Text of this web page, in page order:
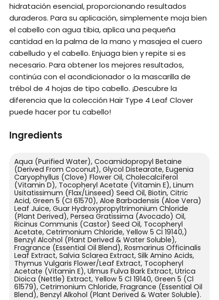
hidratación esencial, proporcionando resultados
duraderos. Para su aplicación, simplemente moja bien
el cabello con agua tibia, aplica una pequeña
cantidad en la palma de la mano y masajea el cuero
cabelludo y el cabello. Enjuaga bien y repite si es
necesario. Para obtener los mejores resultados,
continúa con el acondicionador o la mascarilla de
trébol de 4 hojas de tipo cabello. ¡Descubre la
diferencia que la colección Hair Type 4 Leaf Clover
puede hacer por tu cabello!
Ingredients
Aqua (Purified Water), Cocamidopropyl Betaine
(Derived From Coconut), Glycol Distearate, Eugenia
Caryophyllus (Clove) Flower Oil, Cholecalciferol
(Vitamin D), Tocopheryl Acetate (Vitamin E), Linum
Usitatissimum (Flax/Linseed) Seed Oil, Biotin, Citric
Acid, Green 5 (CI 61570), Aloe Barbadensis (Aloe Vera)
Leaf Juice, Guar Hydroxypropyltrimonium Chloride
(Plant Derived), Persea Gratissima (Avocado) Oil,
Ricinus Communis (Castor) Seed Oil, Tocopheryl
Acetate, Cetrimonium Chloride, Yellow 5 CI 19140,)
Benzyl Alcohol (Plant Derived & Water Soluble),
Fragrance (Essential Oil Blend), Rosmarinus Officinalis
Leaf Extract, Salvia Sclarea Extract, Silk Amino Acids,
Thymus Vulgaris Flower/Leaf Extract, Tocopheryl
Acetate (Vitamin E), Ulmus Fulva Bark Extract, Utrica
Dioica (Nettle) Extract, Yellow 5 Cl 19140, Green 5 (Cl
61579), Cetrimonium Chloride, Fragrance (Essential Oil
Blend), Benzyl Alkohol (Plant Derived & Water Soluble).